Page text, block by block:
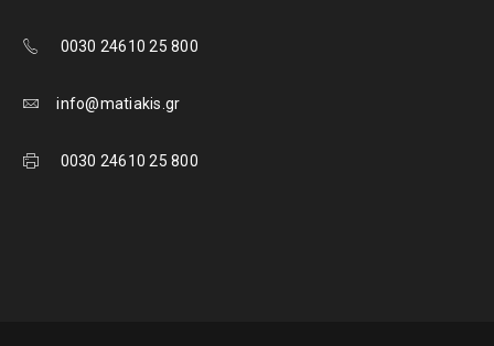
0030 24610 25 800
info@matiakis.gr
0030 24610 25 800